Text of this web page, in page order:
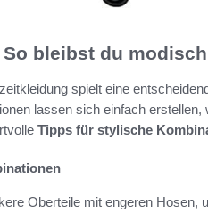
bleibst du
spielt eine
lassen sich einfach
Tipps für stylische
Oberteile mit engeren Hosen,